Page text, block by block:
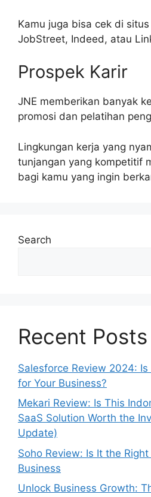
Kamu juga bisa cek di
JobStreet, Indeed, atau
Prospek Karir
JNE memberikan banyak
promosi dan pelatihan
Lingkungan kerja yang
tunjangan yang kompetitif
bagi kamu yang ingin
Search
Recent Posts
Salesforce Review 2024:
for Your Business?
Mekari Review: Is This
SaaS Solution Worth the
Update)
Soho Review: Is It the
Business
Unlock Business Growth: